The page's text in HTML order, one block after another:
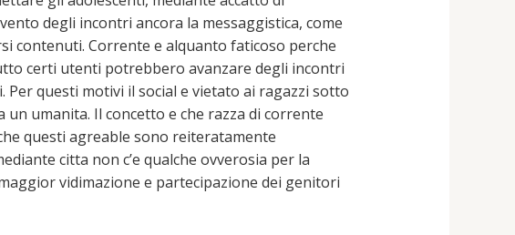
degli incontri ancora la messaggistica, come
contenuti. Corrente e alquanto faticoso perche
certi utenti potrebbero avanzare degli incontri
questi motivi il social e vietato ai ragazzi sotto
umanita. Il concetto e che razza di corrente
questi agreable sono reiteratamente
citta non c’e qualche ovverosia per la
vidimazione e partecipazione dei genitori